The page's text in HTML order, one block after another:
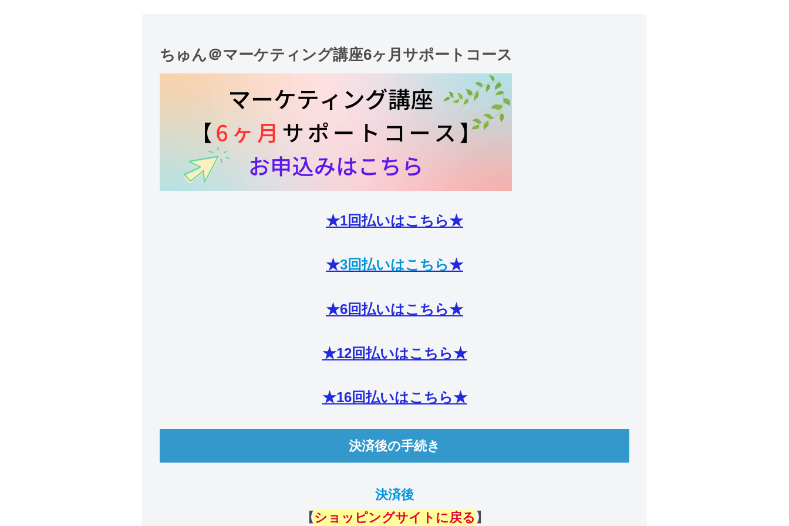
ちゅん＠マーケティング講座6ヶ月サポートコース
★1回払いはこちら★
★3回払いはこちら★
★6回払いはこちら★
★12回払いはこちら★
★16回払いはこちら★
決済後の手続き
決済後
【 ショッピングサイトに戻る 】